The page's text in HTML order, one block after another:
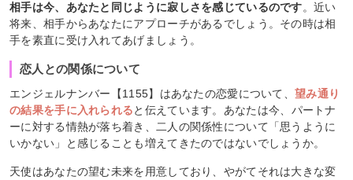
相手は今、あなたと同じように寂しさを感じているのです。近い
将来、相手からあなたにアプローチがあるでしょう。その時は相
手を素直に受け入れてあげましょう。
恋人との関係について
エンジェルナンバー【1155】はあなたの恋愛について、望み通り
の結果を手に入れられると伝えています。あなたは今、パートナ
ーに対する情熱が落ち着き、二人の関係性について「思うように
いかない」と感じることも増えてきたのではないでしょうか。
天使はあなたの望む未来を用意しており、やがてそれは大きな変